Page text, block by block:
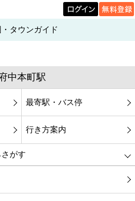
タウンガイド
中本町駅
最寄駅・バス停
行き方案内
がす